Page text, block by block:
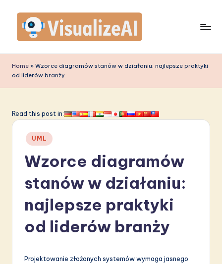
content
is
u
li
A
Home » Wzorce diagramów stanów w działaniu: najlepsze praktyki
od liderów branży
Read this post in:
Posted
in
UML
Wzorce diagramów
stanów w działaniu:
najlepsze praktyki
od liderów branży
Projektowanie złożonych systemów wymaga jasnego